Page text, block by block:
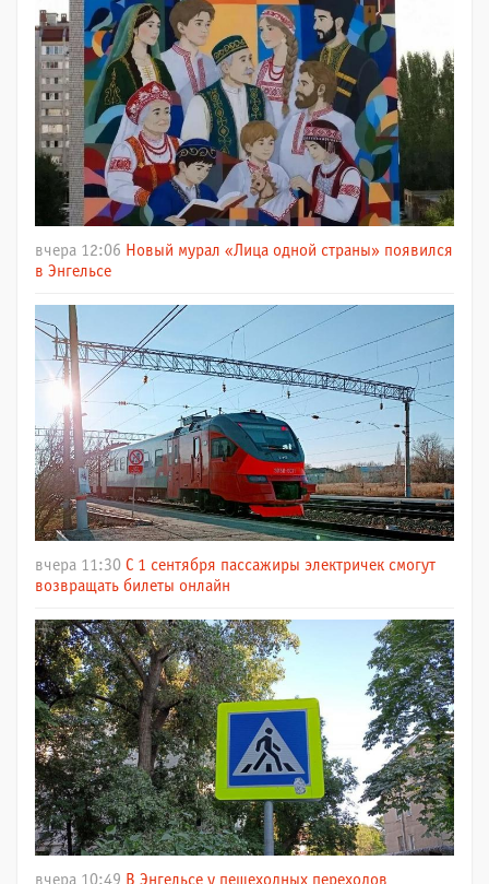
вчера 12:06 Новый мурал «Лица одной страны» появился
в Энгельсе
вчера 11:30 С 1 сентября пассажиры электричек смогут
возвращать билеты онлайн
вчера 10:49 В Энгельсе у пешеходных переходов